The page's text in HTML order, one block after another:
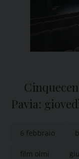
Pavia:
6 febbraio
film olmi